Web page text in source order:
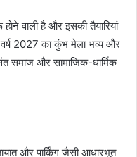
वाली है और इसकी तैयारियां
2027 का कुंभ मेला भव्य और
समाज और सामाजिक-धार्मिक
और पार्किंग जैसी आधारभूत